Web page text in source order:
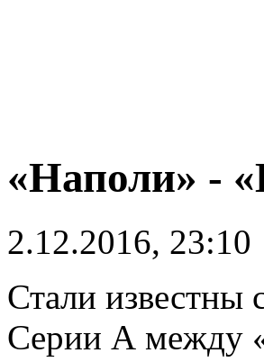
«Наполи» -
2.12.2016, 23:10
Стали известны
Серии А между